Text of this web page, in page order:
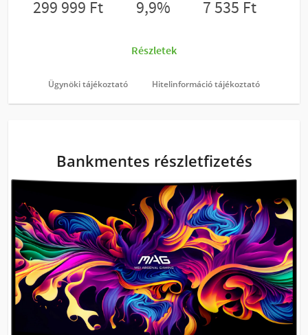
Ügynöki tájékoztató Hitelinformáció tájékoztató
Bankmentes részletfizetés